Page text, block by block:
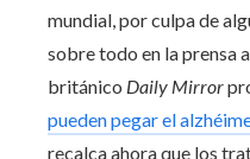
mundial, por culpa de
sobre todo en la prensa
británico Daily Mirror
pueden pegar el
recalca ahora que los